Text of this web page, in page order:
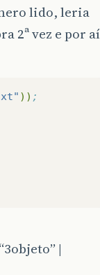
lido, leria
2ª vez e por aí
)) ;
|